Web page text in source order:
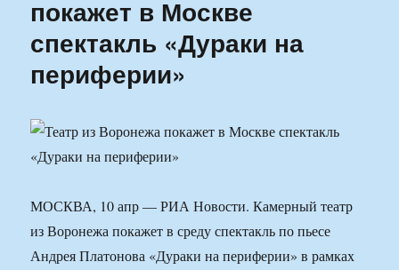
покажет в Москве
спектакль «Дураки на
периферии»
МОСКВА, 10 апр — РИА Новости. Камерный театр
из Воронежа покажет в среду спектакль по пьесе
Андрея Платонова «Дураки на периферии» в рамках